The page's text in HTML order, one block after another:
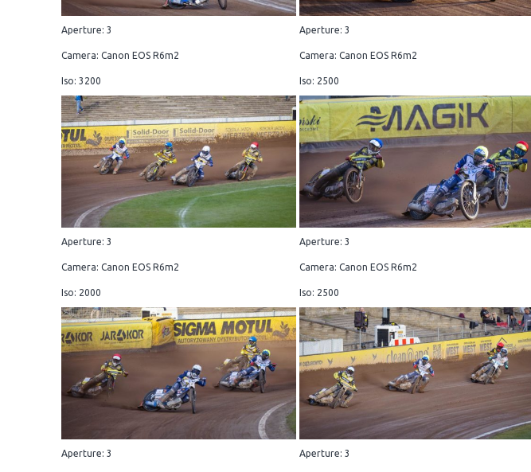
Aperture: 3
Camera: Canon EOS R6m2
Iso: 3200
Aperture: 3
Camera: Canon EOS R6m2
Iso: 2500
Aperture: 3
Camera: Canon EOS R6m2
Iso: 2000
Aperture: 3
Camera: Canon EOS R6m2
Iso: 2500
Aperture: 3 Aperture: 3